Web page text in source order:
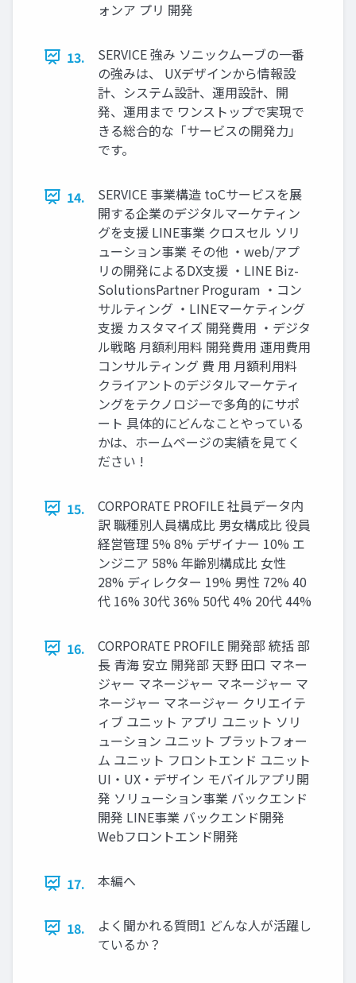
ォンア プリ 開発
13.
SERVICE 強み ソニックムーブの一番
の強みは、 UXデザインから情報設
計、システム設計、運用設計、開
発、運用まで ワンストップで実現で
きる総合的な「サービスの開発力」
です。
14.
SERVICE 事業構造 toCサービスを展
開する企業のデジタルマーケティン
グを支援 LINE事業 クロスセル ソリ
ューション事業 その他 ・web/アプ
リの開発によるDX支援 ・LINE Biz-
SolutionsPartner Proguram ・コン
サルティング ・LINEマーケティング
支援 カスタマイズ 開発費用 ・デジタ
ル戦略 月額利用料 開発費用 運用費用
コンサルティング 費 用 月額利用料
クライアントのデジタルマーケティ
ングをテクノロジーで多角的にサポ
ート 具体的にどんなことやっている
かは、ホームページの実績を見てく
ださい !
15.
CORPORATE PROFILE 社員データ内
訳 職種別人員構成比 男女構成比 役員
経営管理 5% 8% デザイナー 10% エ
ンジニア 58% 年齢別構成比 女性
28% ディレクター 19% 男性 72% 40
代 16% 30代 36% 50代 4% 20代 44%
16.
CORPORATE PROFILE 開発部 統括 部
長 青海 安立 開発部 天野 田口 マネー
ジャー マネージャー マネージャー マ
ネージャー マネージャー クリエイテ
ィブ ユニット アプリ ユニット ソリ
ューション ユニット プラットフォー
ム ユニット フロントエンド ユニット
UI・UX・デザイン モバイルアプリ開
発 ソリューション事業 バックエンド
開発 LINE事業 バックエンド開発
Webフロントエンド開発
17. 本編へ
18.
よく聞かれる質問1 どんな人が活躍し
ているか？